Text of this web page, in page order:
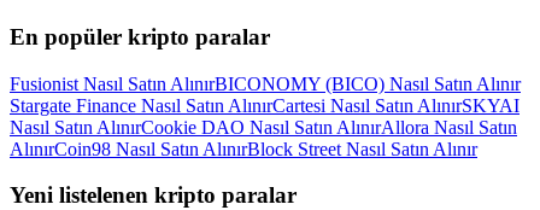
En popüler kripto paralar
Fusionist Nasıl Satın AlınırBICONOMY (BICO) Nasıl Satın Alınır
Stargate Finance Nasıl Satın AlınırCartesi Nasıl Satın AlınırSKYAI
Nasıl Satın AlınırCookie DAO Nasıl Satın AlınırAllora Nasıl Satın
AlınırCoin98 Nasıl Satın AlınırBlock Street Nasıl Satın Alınır
Yeni listelenen kripto paralar